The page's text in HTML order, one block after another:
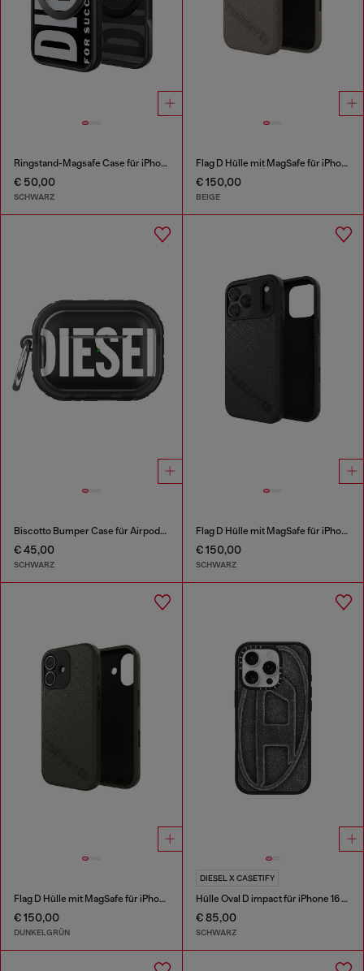
Ringstand-Magsafe Case für iPhone 17 Pro
€ 50,00
SCHWARZ
Flag D Hülle mit MagSafe für iPhone 17
€ 150,00
BEIGE
Biscotto Bumper Case für Airpods Pro / Pro 2
€ 45,00
SCHWARZ
Flag D Hülle mit MagSafe für iPhone 17 Pro Max
€ 150,00
SCHWARZ
Flag D Hülle mit MagSafe für iPhone 17
€ 150,00
DUNKELGRÜN
DIESEL X CASETIFY
Hülle Oval D impact für iPhone 16 Pro
€ 85,00
SCHWARZ